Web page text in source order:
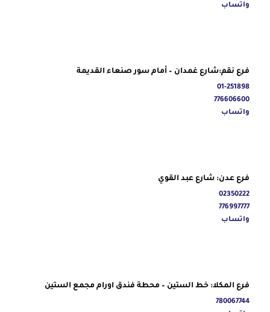
واتساب
فرع نقم:شارع غمدان – أمام سور صنعاء القديمة
01-251898
776606600
واتساب
فرع عدن: شارع عبد القوي
02350222
776997777
واتساب
فرع المكلا: خط الستين – محطة فندق اورام مجمع الستين
780067744